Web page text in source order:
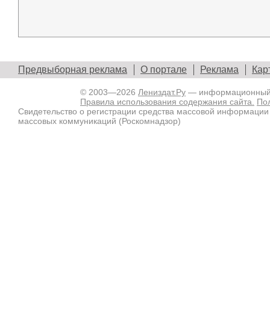
Предвыборная реклама О портале Реклама
© 2003—2026 Лениздат.Ру — информационный
Правила использования содержания сайта.
Свидетельство о регистрации средства массовой
массовых коммуникаций (Роскомнадзор)